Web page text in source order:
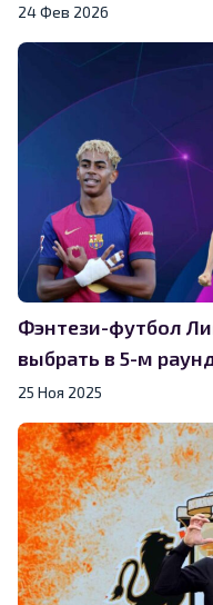
24 Фев 2026
Фэнтези-футбол
выбрать в 5-м
25 Ноя 2025